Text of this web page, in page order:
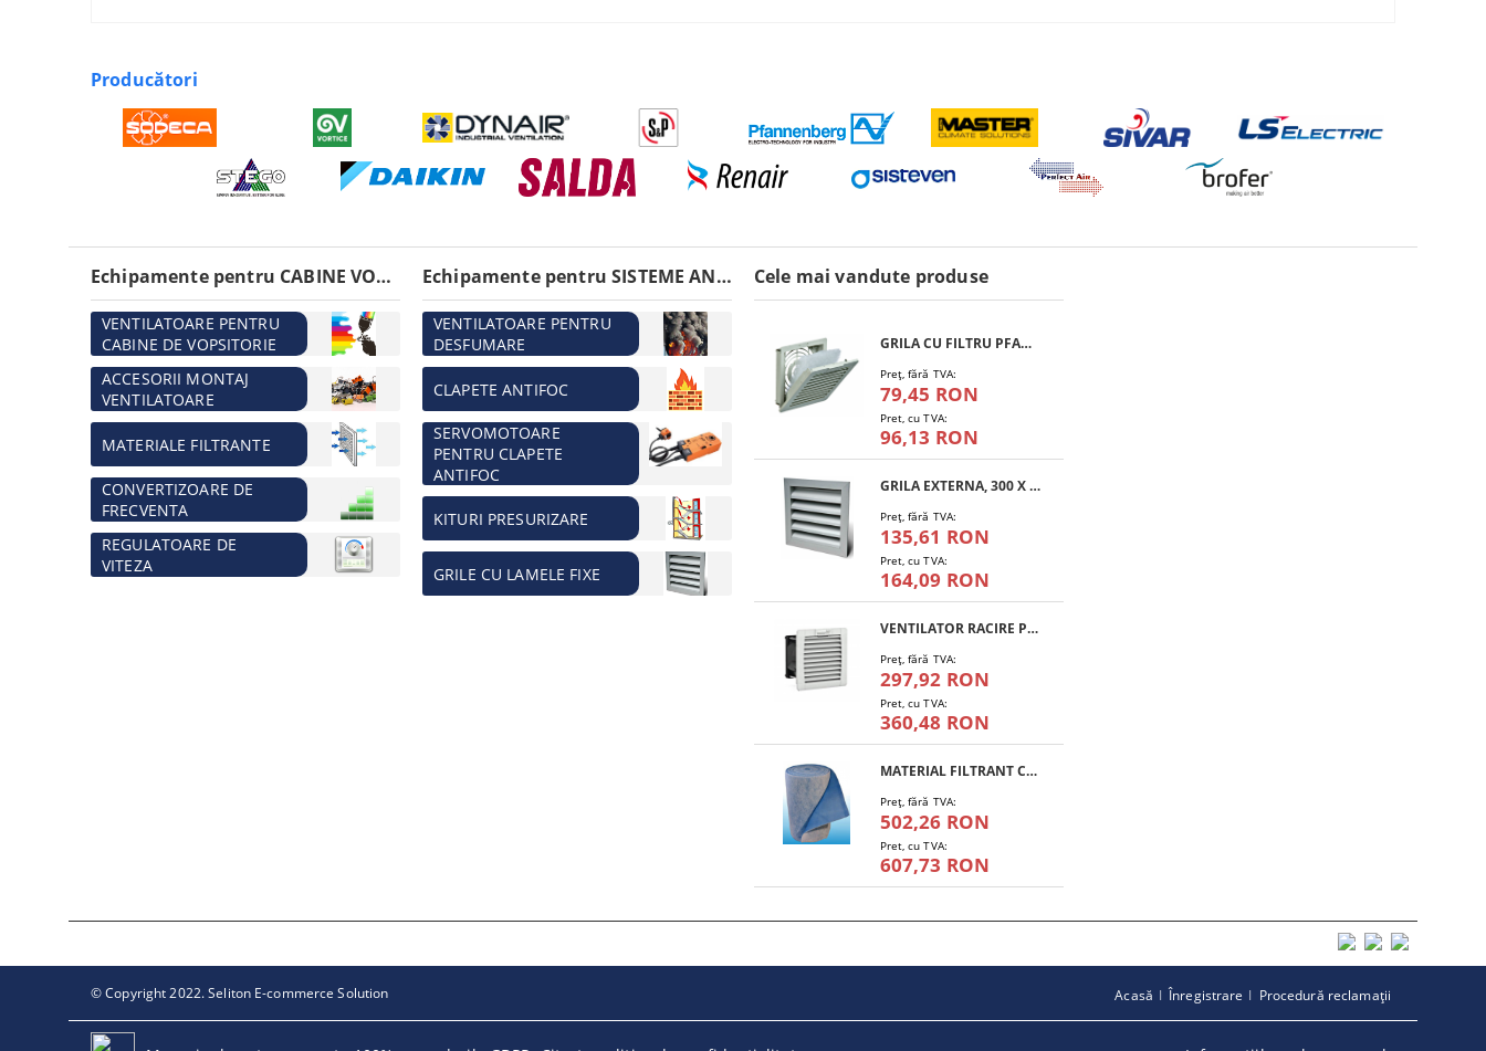
Producători
Echipamente pentru CABINE VOPSITORIE
VENTILATOARE PENTRU
CABINE DE VOPSITORIE
ACCESORII MONTAJ
VENTILATOARE
MATERIALE FILTRANTE
CONVERTIZOARE DE
FRECVENTA
REGULATOARE DE
VITEZA
Echipamente pentru SISTEME ANTIINCENDIU
VENTILATOARE PENTRU
DESFUMARE
CLAPETE ANTIFOC
SERVOMOTOARE
PENTRU CLAPETE
ANTIFOC
KITURI PRESURIZARE
GRILE CU LAMELE FIXE
Cele mai vandute produse
GRILA CU FILTRU PFANNENBERG PFA 10.000
Preţ, fără TVA:
79,45 RON
Pret, cu TVA:
96,13 RON
GRILA EXTERNA, 300 X 300 MM
Preţ, fără TVA:
135,61 RON
Pret, cu TVA:
164,09 RON
VENTILATOR RACIRE PFANNENBERG PF 11.000
Preţ, fără TVA:
297,92 RON
Pret, cu TVA:
360,48 RON
MATERIAL FILTRANT CLASA G4 - RULOU
Preţ, fără TVA:
502,26 RON
Pret, cu TVA:
607,73 RON
© Copyright 2022. Seliton E-commerce Solution Acasă Înregistrare Procedură reclamaţii